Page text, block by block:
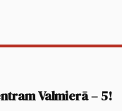
Valmierā – 5!